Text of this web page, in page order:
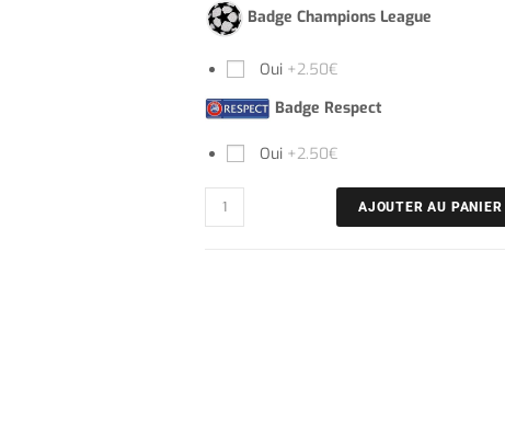
Badge Champions League
Oui +2.50€
Badge Respect
Oui +2.50€
AJOUTER AU PANIER